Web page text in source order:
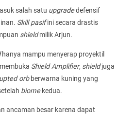
salah satu upgradedefensif
Skill pasifini secara drastis
shieldmilik Arjun.
hanya mampu menyerap proyektil
Shield Amplifier, shieldjuga
orbberwarna kuning yang
biomekedua.
ancaman besar karena dapat